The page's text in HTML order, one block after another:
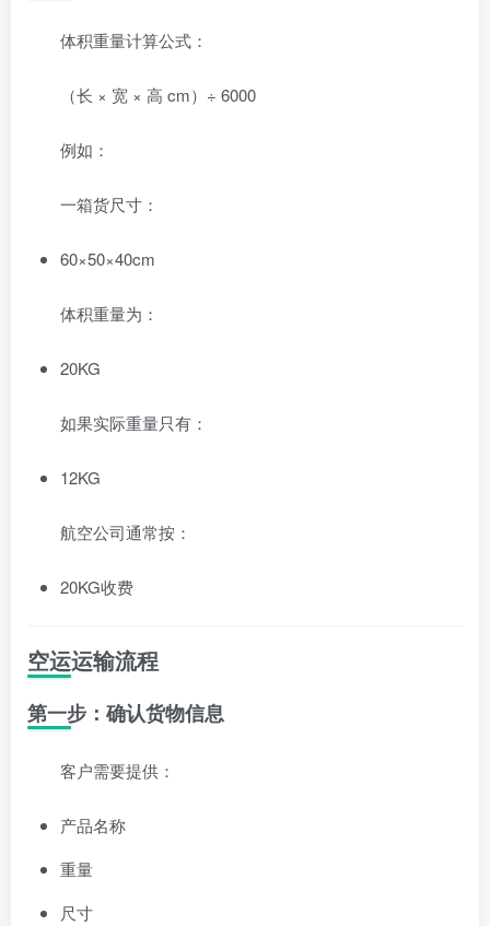
体积重量计算公式：
（长 × 宽 × 高 cm）÷ 6000
例如：
一箱货尺寸：
60×50×40cm
体积重量为：
20KG
如果实际重量只有：
12KG
航空公司通常按：
20KG收费
空运运输流程
第一步：确认货物信息
客户需要提供：
产品名称
重量
尺寸